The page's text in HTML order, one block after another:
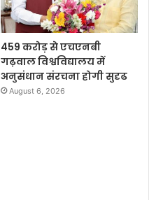
459 करोड़ से एचएनबी
गढ़वाल विश्वविद्यालय में
अनुसंधान संरचना होगी सुदृढ
August 6, 2026